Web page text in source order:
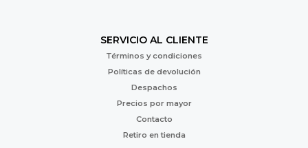
SERVICIO AL CLIENTE
Términos y condiciones
Políticas de devolución
Despachos
Precios por mayor
Contacto
Retiro en tienda